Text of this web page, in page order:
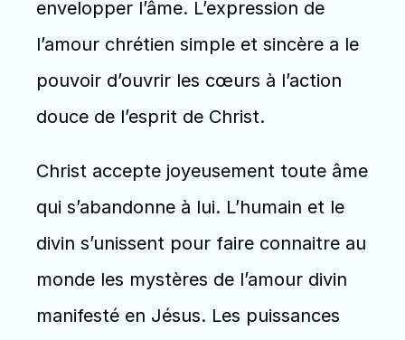
envelopper l’âme. L’expression de
l’amour chrétien simple et sincère a le
pouvoir d’ouvrir les cœurs à l’action
douce de l’esprit de Christ.
Christ accepte joyeusement toute âme
qui s’abandonne à lui. L’humain et le
divin s’unissent pour faire connaitre au
monde les mystères de l’amour divin
manifesté en Jésus. Les puissances